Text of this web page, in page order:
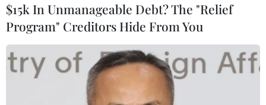
$15k In Unmanageable Debt? The "Relief
Program" Creditors Hide From You